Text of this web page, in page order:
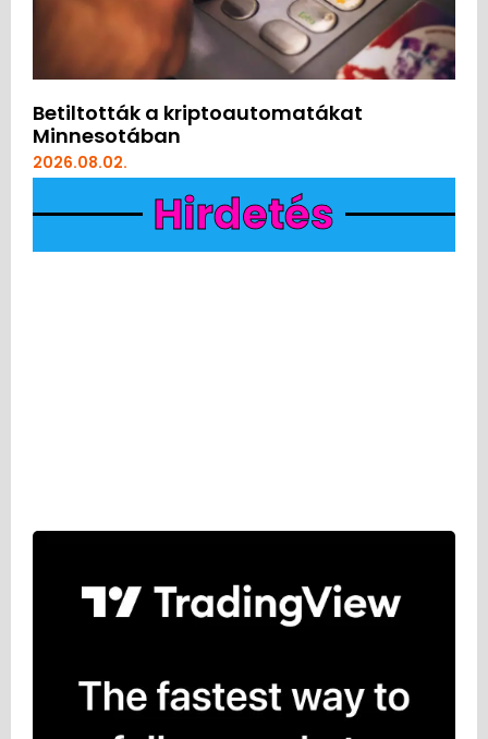
Betiltották a kriptoautomatákat
Minnesotában
2026.08.02.
Hirdetés